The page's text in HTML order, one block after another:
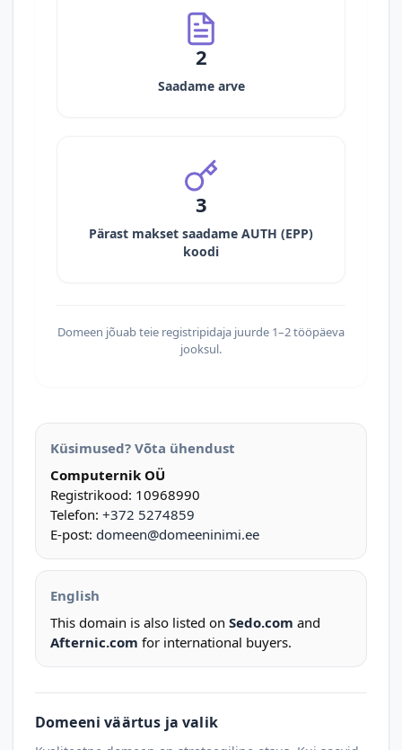
2
Saadame arve
3
Pärast makset saadame AUTH (EPP)
koodi
Domeen jõuab teie registripidaja juurde 1–2 tööpäeva
jooksul.
Küsimused? Võta ühendust
Computernik OÜ
Registrikood: 10968990
Telefon: +372 5274859
E-post: domeen@domeeninimi.ee
English
This domain is also listed on Sedo.com and
Afternic.com for international buyers.
Domeeni väärtus ja valik